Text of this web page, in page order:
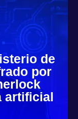
de
por
artificial